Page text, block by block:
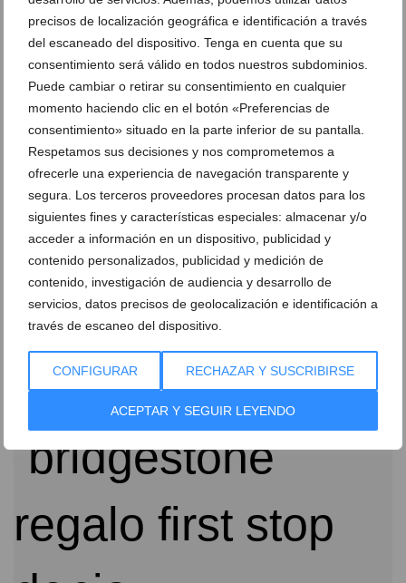
precisos de localización geográfica e identificación a través
del escaneado del dispositivo. Tenga en cuenta que su
consentimiento será válido en todos nuestros subdominios.
Puede cambiar o retirar su consentimiento en cualquier
momento haciendo clic en el botón «Preferencias de
consentimiento» situado en la parte inferior de su pantalla.
Respetamos sus decisiones y nos comprometemos a
ofrecerle una experiencia de navegación transparente y
segura. Los terceros proveedores procesan datos para los
siguientes fines y características especiales: almacenar y/o
acceder a información en un dispositivo, publicidad y
contenido personalizados, publicidad y medición de
contenido, investigación de audiencia y desarrollo de
servicios, datos precisos de geolocalización e identificación a
través de escaneo del dispositivo.
CONFIGURAR RECHAZAR Y SUSCRIBIRSE
ACEPTAR Y SEGUIR LEYENDO
nuevos neumáticos Bridgestone en First Stop
06 de marzo de 2018
Cambio de aceite y filtro por solo 49,95€ en First
Stop
12 de enero de 2017